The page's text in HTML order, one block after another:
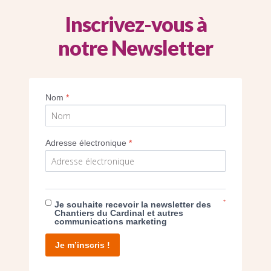
SEUL VOTRE DON
NOUS PERMET D’AGIR
Inscrivez-vous à
notre Newsletter
Nom*
Adresse électronique*
Je souhaite recevoir la newsletter des
Chantiers du Cardinal et autres
communications marketing
*
Je m’inscris !